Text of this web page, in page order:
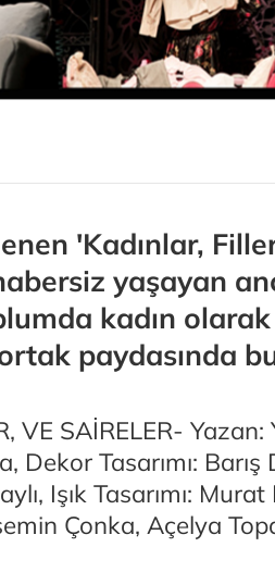
'Kadınlar,
yaşayan
kadın olarak
paydasında
VE SAİRELER-
Dekor Tasarımı:
Işık Tasarımı:
Çonka, Açelya